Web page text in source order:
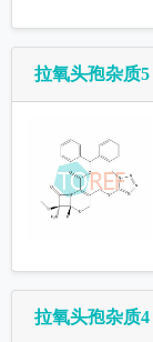
拉氧头孢杂质5
拉氧头孢杂质4